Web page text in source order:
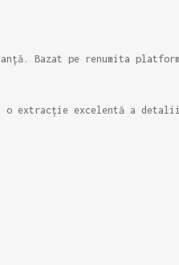
Bazat pe renumita
o extracție excelentă a